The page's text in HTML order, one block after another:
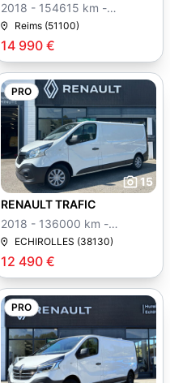
14 990 €
2018 - 154615 km -
Manuelle
Reims (51100)
PRO
15
12 490 €
RENAULT TRAFIC
2018 - 136000 km -
Manuelle
ECHIROLLES (38130)
PRO